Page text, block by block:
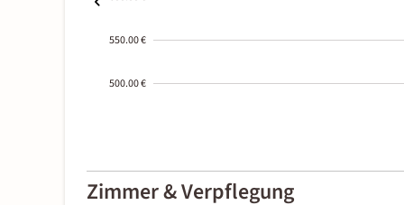
550.00 €
500.00 €
01-02
Zimmer & Verpflegung